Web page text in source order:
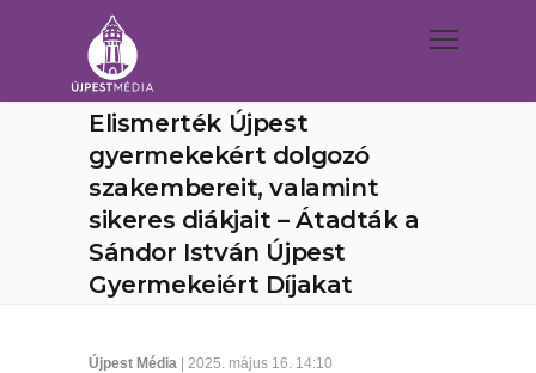
Elismerték Újpest
gyermekekért dolgozó
szakembereit, valamint
sikeres diákjait – Átadták a
Sándor István Újpest
Gyermekeiért Díjakat
Újpest Média | 2025. május 16. 14:10